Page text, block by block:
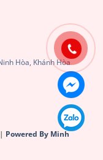
Hòa, Khánh Hòa
| Powered By Minh